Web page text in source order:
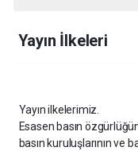
Yayın İlkeleri
Yayın ilkelerimiz.
Esasen basın
basın kuruluşlarının ve